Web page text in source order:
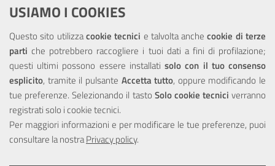
USIAMO I COOKIES
Questo sito utilizzacookie tecnici e talvolta anchecookie di terze
parti che potrebbero raccogliere i tuoi dati a fini di profilazione;
questi ultimi possono essere installatisolo con il tuo consenso
esplicito, tramite il pulsante Accetta tutto, oppure modificando le
tue preferenze. Selezionando il tasto Solo cookie tecnici verranno
registrati solo i cookie tecnici.
Per maggiori informazioni e per modificare le tue preferenze, puoi
consultare la nostraPrivacy policy.
Sitemap
NOTE LEGALI
Note Legali
Privacy
Dichiarazione di accessibilità